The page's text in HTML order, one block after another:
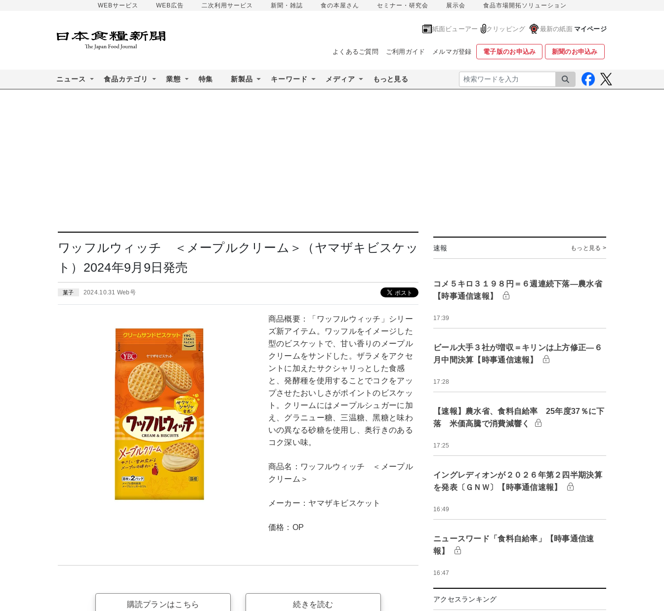
WEBサービス WEB広告 二次利用サービス 新聞・雑誌 食の本屋さん セミナー・研究会 展示会 食品市場開拓ソリューション
紙面ビューアー クリッピング 最新の紙面 マイページ
よくあるご質問 ご利用ガイド メルマガ登録 電子版のお申込み 新聞のお申込み
ニュース 食品カテゴリ 業態 特集 新製品 キーワード メディア もっと見る 検索
ワッフルウィッチ ＜メープルクリーム＞（ヤマザキビスケッ
ト）2024年9月9日発売
菓子 2024.10.31 Web号
商品概要：「ワッフルウィッチ」シリー
ズ新アイテム。ワッフルをイメージした
型のビスケットで、⽢い⾹りのメープル
クリームをサンドした。ザラメをアクセ
ントに加えたサクシャリっとした⾷感
と、発酵種を使⽤することでコクをアッ
プさせたおいしさがポイントのビスケッ
ト。クリームにはメープルシュガーに加
え、グラニュー糖、三温糖、⿊糖と味わ
いの異なる砂糖を使⽤し、奥⾏きのある
コク深い味。
商品名：ワッフルウィッチ ＜メープル
クリーム＞
メーカー：ヤマザキビスケット
価格：OP
購読プランはこちら 続きを読む
速報 もっと見る >
コメ５キロ３１９８円＝６週連続下落―農水省
【時事通信速報】
17:39
ビール大手３社が増収＝キリンは上方修正―６
月中間決算【時事通信速報】
17:28
【速報】農水省、食料自給率 25年度37％に下
落 米価高騰で消費減響く
17:25
イングレディオンが２０２６年第２四半期決算
を発表〔ＧＮＷ〕【時事通信速報】
16:49
ニュースワード「食料自給率」【時事通信速
報】
16:47
アクセスランキング